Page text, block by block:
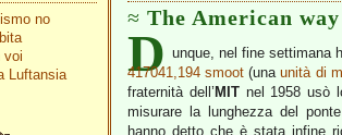
no
voi
Luftansia
The American way
D unque, nel fine settimana
417041,194 smoot (unaunità di
fraternità dell’ MITnel 1958 usò
misurare la lunghezza del
hanno detto che è stata infine